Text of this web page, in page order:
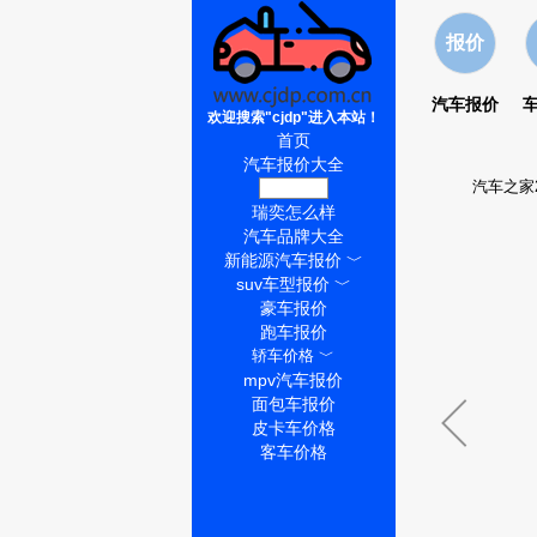
报价
汽车报价
汽车之
欢迎搜索"cjdp"进入本站！
首页
汽车报价大全
瑞奕怎么样
汽车品牌大全
新能源汽车报价﹀
suv车型报价﹀
豪车报价
跑车报价
轿车价格 ﹀
mpv汽车报价
面包车报价
皮卡车价格
客车价格